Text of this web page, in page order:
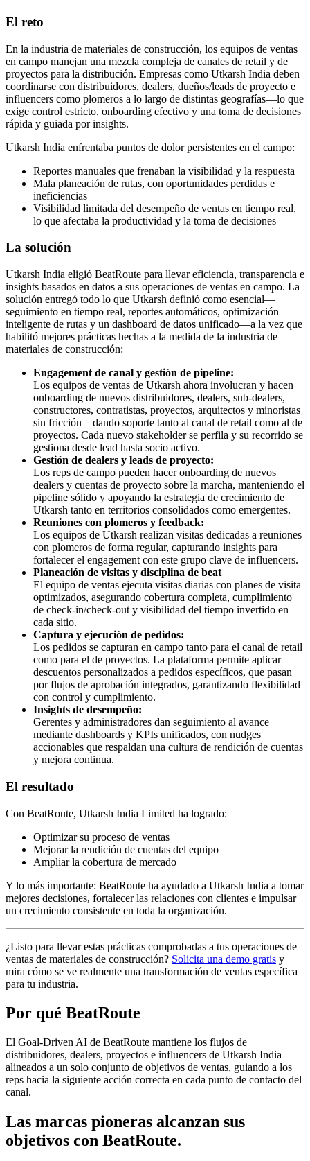
El reto
En la industria de materiales de construcción, los equipos de ventas
en campo manejan una mezcla compleja de canales de retail y de
proyectos para la distribución. Empresas como Utkarsh India deben
coordinarse con distribuidores, dealers, dueños/leads de proyecto e
influencers como plomeros a lo largo de distintas geografías—lo que
exige control estricto, onboarding efectivo y una toma de decisiones
rápida y guiada por insights.
Utkarsh India enfrentaba puntos de dolor persistentes en el campo:
Reportes manuales que frenaban la visibilidad y la respuesta
Mala planeación de rutas, con oportunidades perdidas e
ineficiencias
Visibilidad limitada del desempeño de ventas en tiempo real,
lo que afectaba la productividad y la toma de decisiones
La solución
Utkarsh India eligió BeatRoute para llevar eficiencia, transparencia e
insights basados en datos a sus operaciones de ventas en campo. La
solución entregó todo lo que Utkarsh definió como esencial—
seguimiento en tiempo real, reportes automáticos, optimización
inteligente de rutas y un dashboard de datos unificado—a la vez que
habilitó mejores prácticas hechas a la medida de la industria de
materiales de construcción:
Engagement de canal y gestión de pipeline:
Los equipos de ventas de Utkarsh ahora involucran y hacen
onboarding de nuevos distribuidores, dealers, sub-dealers,
constructores, contratistas, proyectos, arquitectos y minoristas
sin fricción—dando soporte tanto al canal de retail como al de
proyectos. Cada nuevo stakeholder se perfila y su recorrido se
gestiona desde lead hasta socio activo.
Gestión de dealers y leads de proyecto:
Los reps de campo pueden hacer onboarding de nuevos
dealers y cuentas de proyecto sobre la marcha, manteniendo el
pipeline sólido y apoyando la estrategia de crecimiento de
Utkarsh tanto en territorios consolidados como emergentes.
Reuniones con plomeros y feedback:
Los equipos de Utkarsh realizan visitas dedicadas a reuniones
con plomeros de forma regular, capturando insights para
fortalecer el engagement con este grupo clave de influencers.
Planeación de visitas y disciplina de beat
El equipo de ventas ejecuta visitas diarias con planes de visita
optimizados, asegurando cobertura completa, cumplimiento
de check-in/check-out y visibilidad del tiempo invertido en
cada sitio.
Captura y ejecución de pedidos:
Los pedidos se capturan en campo tanto para el canal de retail
como para el de proyectos. La plataforma permite aplicar
descuentos personalizados a pedidos específicos, que pasan
por flujos de aprobación integrados, garantizando flexibilidad
con control y cumplimiento.
Insights de desempeño:
Gerentes y administradores dan seguimiento al avance
mediante dashboards y KPIs unificados, con nudges
accionables que respaldan una cultura de rendición de cuentas
y mejora continua.
El resultado
Con BeatRoute, Utkarsh India Limited ha logrado:
Optimizar su proceso de ventas
Mejorar la rendición de cuentas del equipo
Ampliar la cobertura de mercado
Y lo más importante: BeatRoute ha ayudado a Utkarsh India a tomar
mejores decisiones, fortalecer las relaciones con clientes e impulsar
un crecimiento consistente en toda la organización.
¿Listo para llevar estas prácticas comprobadas a tus operaciones de
ventas de materiales de construcción? Solicita una demo gratis y
mira cómo se ve realmente una transformación de ventas específica
para tu industria.
Por qué BeatRoute
El Goal-Driven AI de BeatRoute mantiene los flujos de
distribuidores, dealers, proyectos e influencers de Utkarsh India
alineados a un solo conjunto de objetivos de ventas, guiando a los
reps hacia la siguiente acción correcta en cada punto de contacto del
canal.
Las marcas pioneras alcanzan sus
objetivos con BeatRoute.